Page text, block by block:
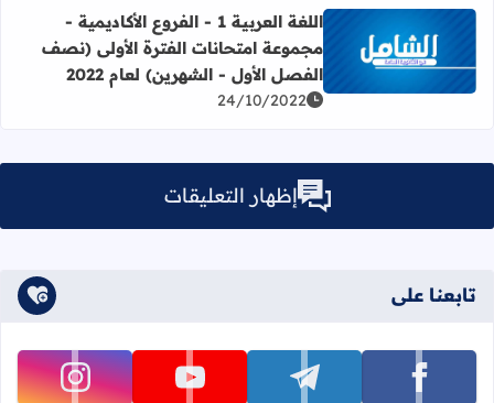
اقرأ المزيد عن اللغة العربية 1 - الفروع الأكاديمية - مجموعة امتحانات الفترة الأولى (نصف الفصل الأول - الشهرين) لعام 2022
اللغة العربية 1 - الفروع الأكاديمية -
مجموعة امتحانات الفترة الأولى (نصف
الفصل الأول - الشهرين) لعام 2022
24/10/2022
إظهار التعليقات
تابعنا على
تابعنا على facebook تابعنا على telegram تابعنا على youtube تابعنا على instagram